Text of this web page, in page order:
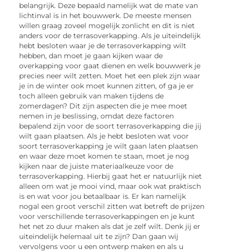
belangrijk. Deze bepaald namelijk wat de mate van
lichtinval is in het bouwwerk. De meeste mensen
willen graag zoveel mogelijk zonlicht en dit is niet
anders voor de terrasoverkapping. Als je uiteindelijk
hebt besloten waar je de terrasoverkapping wilt
hebben, dan moet je gaan kijken waar de
overkapping voor gaat dienen en welk bouwwerk je
precies neer wilt zetten. Moet het een plek zijn waar
je in de winter ook moet kunnen zitten, of ga je er
toch alleen gebruik van maken tijdens de
zomerdagen? Dit zijn aspecten die je mee moet
nemen in je beslissing, omdat deze factoren
bepalend zijn voor de soort terrasoverkapping die jij
wilt gaan plaatsen. Als je hebt besloten wat voor
soort terrasoverkapping je wilt gaan laten plaatsen
en waar deze moet komen te staan, moet je nog
kijken naar de juiste materiaalkeuze voor de
terrasoverkapping. Hierbij gaat het er natuurlijk niet
alleen om wat je mooi vind, maar ook wat praktisch
is en wat voor jou betaalbaar is. Er kan namelijk
nogal een groot verschil zitten wat betreft de prijzen
voor verschillende terrasoverkappingen en je kunt
het net zo duur maken als dat je zelf wilt. Denk jij er
uiteindelijk helemaal uit te zijn? Dan gaan wij
vervolgens voor u een ontwerp maken en als u